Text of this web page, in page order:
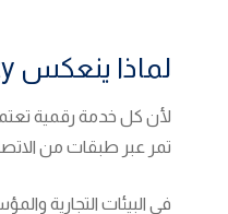
لماذا ينعكس data-center connectivity على الأعمال مباشرة؟
لأن كل خدمة رقمية
تمر عبر طبقات من
في البيئات التجارية